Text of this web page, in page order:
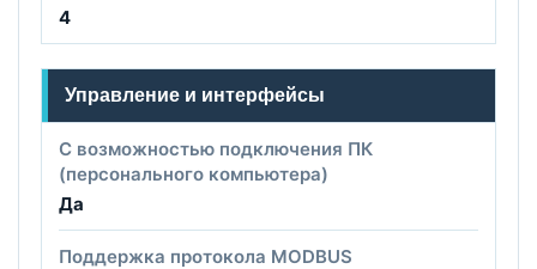
4
Управление и интерфейсы
С возможностью подключения ПК
(персонального компьютера)
Да
Поддержка протокола MODBUS